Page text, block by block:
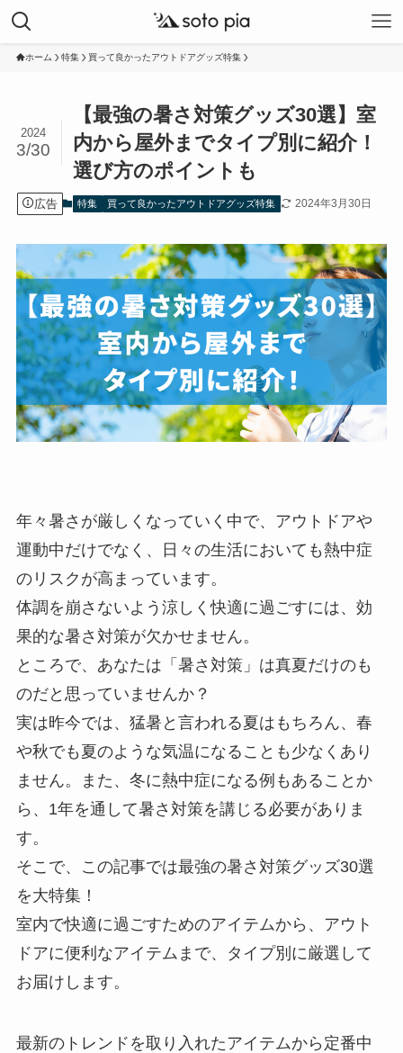
ホーム 特集 買って良かったアウトドアグッズ特集
【最強の暑さ対策グッズ30選】室
内から屋外までタイプ別に紹介！
選び方のポイントも
2024
3/30
広告 特集 買って良かったアウトドアグッズ特集 2024年3月30日
年々暑さが厳しくなっていく中で、アウトドアや
運動中だけでなく、日々の生活においても熱中症
のリスクが高まっています。
体調を崩さないよう涼しく快適に過ごすには、効
果的な暑さ対策が欠かせません。
ところで、あなたは「暑さ対策」は真夏だけのも
のだと思っていませんか？
実は昨今では、猛暑と言われる夏はもちろん、春
や秋でも夏のような気温になることも少なくあり
ません。また、冬に熱中症になる例もあることか
ら、1年を通して暑さ対策を講じる必要がありま
す。
そこで、この記事では最強の暑さ対策グッズ30選
を大特集！
室内で快適に過ごすためのアイテムから、アウト
ドアに便利なアイテムまで、タイプ別に厳選して
お届けします。
最新のトレンドを取り入れたアイテムから定番中